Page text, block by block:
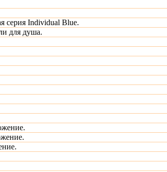
серия Individual Blue.
для душа.